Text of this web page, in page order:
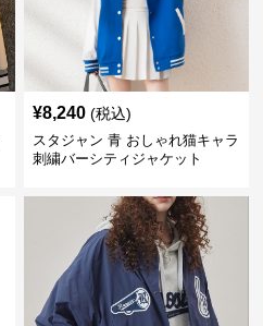
¥8,240 (税込)
スタジャン 青 おしゃれ猫キャラ
刺繍バーシティジャケット